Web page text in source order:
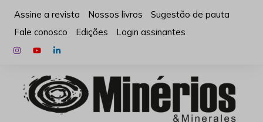
para
conteúdo
Assine a revista Nossos livros
Sugestão de pauta
Fale conosco
Edições Login assinantes